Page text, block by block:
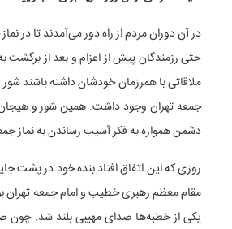
در آن دوران مردم از راه دور می‌آمدند تا در
حتی رزمندگان پیش از اعزام و بعد از برگشت
ملاقاتی با همرزمان خودشان داشته باشند
جمعه تهران وجود داشت. همین شور و
دشمن همواره به فکر آسیب رساندن به نماز
روزی که این اتفاق افتاد بنده خود در پشت
مقام معظم رهبری خطیب و امام جمعه تهران
یکی از خطبه‌ها صدای مهیبی بلند شد. چون